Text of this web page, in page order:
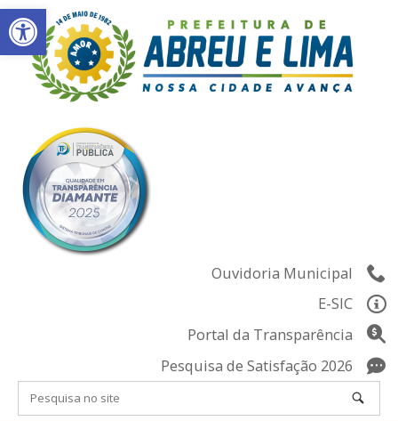
Abrir a barra de ferramentas
Skip
to
content
Ouvidoria Municipal
E-SIC
Portal da Transparência
Pesquisa de Satisfação 2026